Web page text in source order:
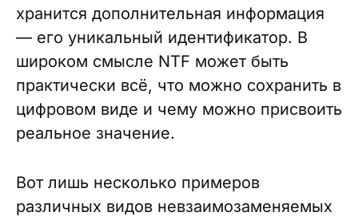
хранится дополнительная информация
— его уникальный идентификатор. В
широком смысле NTF может быть
практически всё, что можно сохранить в
цифровом виде и чему можно присвоить
реальное значение.
Вот лишь несколько примеров
различных видов невзаимозаменяемых